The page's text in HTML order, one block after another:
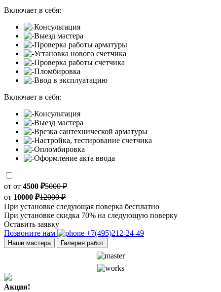
Включает в себя:
Консультация
Выезд мастера
Проверка работы арматуры
Установка нового счетчика
Проверка работы счетчика
Пломбировка
Ввод в эксплуатацию
Включает в себя:
Консультация
Выезд мастера
Врезка сантехнической арматуры
Настройка, тестирование счетчика
Опломбировка
Оформление акта ввода
от от 4500 ₽5000 ₽
от 10000 ₽12000 ₽
При установке следующая поверка бесплатно
При установке скидка 70% на следующую поверку
Оставить заявку
Позвоните нам
+7(495)212-24-49
Наши мастера Галерея работ
Акция!